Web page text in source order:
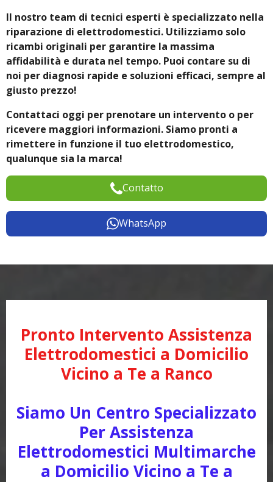
Il nostro team di tecnici esperti è specializzato nella
riparazione di elettrodomestici. Utilizziamo solo
ricambi originali per garantire la massima
affidabilità e durata nel tempo. Puoi contare su di
noi per diagnosi rapide e soluzioni efficaci, sempre al
giusto prezzo!
Contattaci oggi per prenotare un intervento o per
ricevere maggiori informazioni. Siamo pronti a
rimettere in funzione il tuo elettrodomestico,
qualunque sia la marca!
Contatto
WhatsApp
Pronto Intervento Assistenza
Elettrodomestici a Domicilio
Vicino a Te a Ranco
Siamo Un Centro Specializzato
Per Assistenza
Elettrodomestici Multimarche
a Domicilio Vicino a Te a